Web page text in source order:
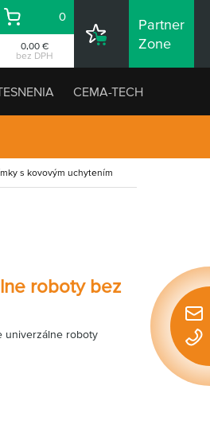
0,00 €
bez DPH
Košík
0
Nákupný
Partner
Zone
CEMA-TECH
s kovovým uchytením
roboty bez
univerzálne roboty